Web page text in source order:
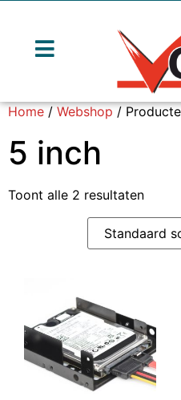
Home/Webshop/
5 inch
Toont alle 2 resultaten